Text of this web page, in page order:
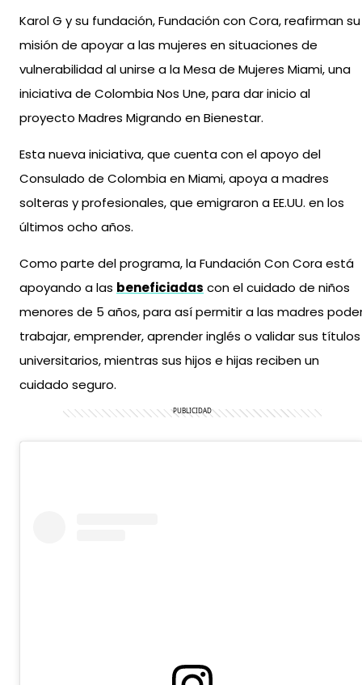
Karol G y su fundación, Fundación con Cora, reafirman su
misión de apoyar a las mujeres en situaciones de
vulnerabilidad al unirse a la Mesa de Mujeres Miami, una
iniciativa de Colombia Nos Une, para dar inicio al
proyecto Madres Migrando en Bienestar.
Esta nueva iniciativa, que cuenta con el apoyo del
Consulado de Colombia en Miami, apoya a madres
solteras y profesionales, que emigraron a EE.UU. en los
últimos ocho años.
Como parte del programa, la Fundación Con Cora está
apoyando a las beneficiadas con el cuidado de niños
menores de 5 años, para así permitir a las madres
trabajar, emprender, aprender inglés o validar sus títulos
universitarios, mientras sus hijos e hijas reciben un
cuidado seguro.